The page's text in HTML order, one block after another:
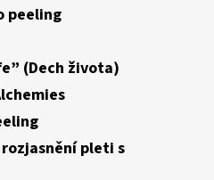
peeling
(Dech života)
pleti s